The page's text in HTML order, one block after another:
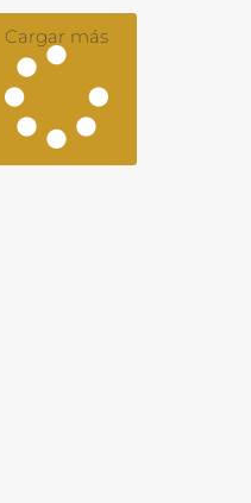
Cargar más